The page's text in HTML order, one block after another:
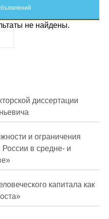
не найдены.
диссертации
и ограничения
России в средне- и
капитала как